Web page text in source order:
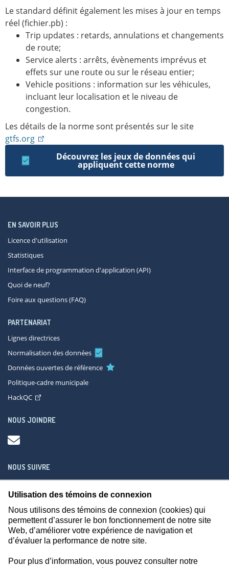
Le standard définit également les mises à jour en temps
réel (fichier.pb) :
Trip updates : retards, annulations et changements
de route;
Service alerts : arrêts, évènements imprévus et
effets sur une route ou sur le réseau entier;
Vehicle positions : information sur les véhicules,
incluant leur localisation et le niveau de
congestion.
Les détails de la norme sont présentés sur le site
gtfs.org
Découvrez les jeux de données qui
appliquent cette norme
EN SAVOIR PLUS
Licence d'utilisation
Statistiques
Interface de programmation d'application (API)
Quoi de neuf?
Foire aux questions (FAQ)
PARTENARIAT
Lignes directrices
Normalisation des données
Données ouvertes de référence
Politique-cadre municipale
HackQC
NOUS JOINDRE
NOUS SUIVRE
À propos Accessibilité Plan du site
Consignes de sécurité
Utilisation des témoins de connexion
Nous utilisons des témoins de connexion (cookies) qui
permettent d’assurer le bon fonctionnement de notre site
Web, d’améliorer votre expérience de navigation et
d’évaluer la performance de notre site.
Pour plus d’information, vous pouvez consulter notre